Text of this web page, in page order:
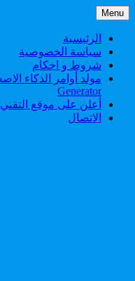
Skip
to
content
Menu
الرئيسية
سياسة الخصوصية
شروط و احكام
Generator
أعلن على موقع التقني
الاتصال